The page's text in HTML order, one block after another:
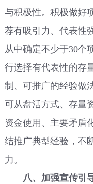
与积极性。积极做好
荐有吸引力、代表性
从中确定不少于30个
行选择有代表性的存
制、可推广的经验做
可从盘活方式、存量
资金使用、主要矛盾
结推广典型经验，不
力。
八、加强宣传引